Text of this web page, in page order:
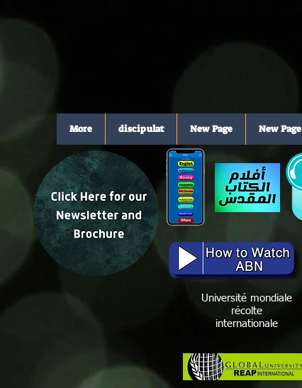
New Page
New Page
discipulat
More
Université mondiale
récolte
internationale